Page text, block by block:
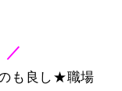
／
も良し★職場